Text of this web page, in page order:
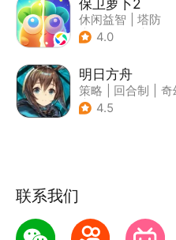
休闲益智
塔防
| 保卫萝卜
4.0
明日方舟
策略 回合制
奇
| 废土
4.5
联系我们